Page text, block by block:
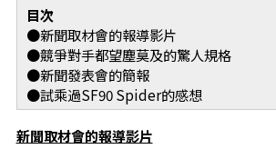
目次
●新聞取材會的報導影片
●競爭對手都望塵莫及的驚人規格
●新聞發表會的簡報
●試乘過SF90 Spider的感想
新聞取材會的報導影片